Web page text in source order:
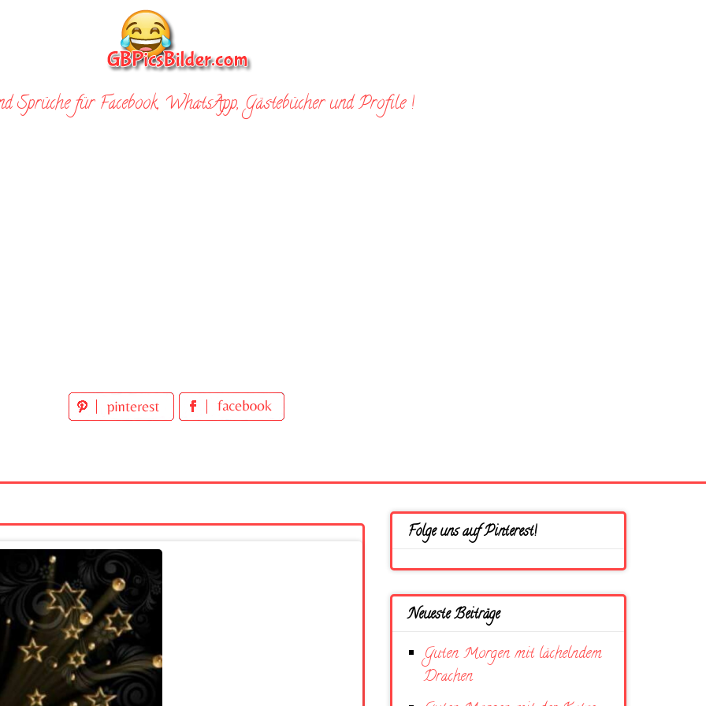
Sprüche für Facebook, WhatsApp, Gästebücher und Profile !
Folge uns auf Pinterest!
Neueste Beiträge
Guten Morgen mit lächelndem
Drachen